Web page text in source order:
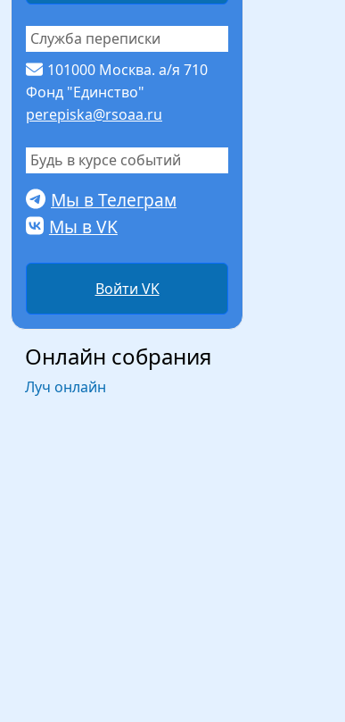
Служба переписки
101000 Москва. а/я 710
Фонд "Единство"
perepiska@rsoaa.ru
Будь в курсе событий
Мы в Телеграм
Мы в VK
Войти VK
Онлайн собрания
Луч онлайн